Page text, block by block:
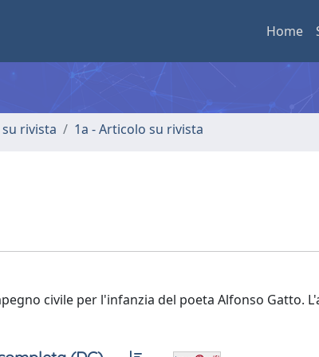
Home
rivista 1a - Articolo su rivista
civile per l'infanzia del poeta Alfonso Gatto.